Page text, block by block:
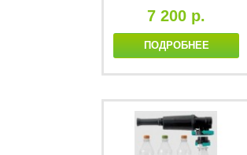
bar
7 200 р.
ПОДРОБНЕЕ